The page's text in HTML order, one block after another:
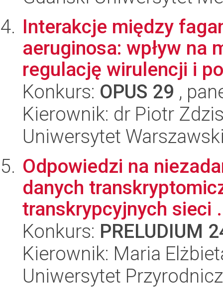
Interakcje między
aeruginosa: wpływ na
regulację wirulencji i
Konkurs: OPUS 29 ,
Kierownik: dr Piotr
Uniwersytet
Odpowiedzi na
danych
transkrypcyjnych sieci
Konkurs: PRELUDIUM
Kierownik: Maria
Uniwersytet